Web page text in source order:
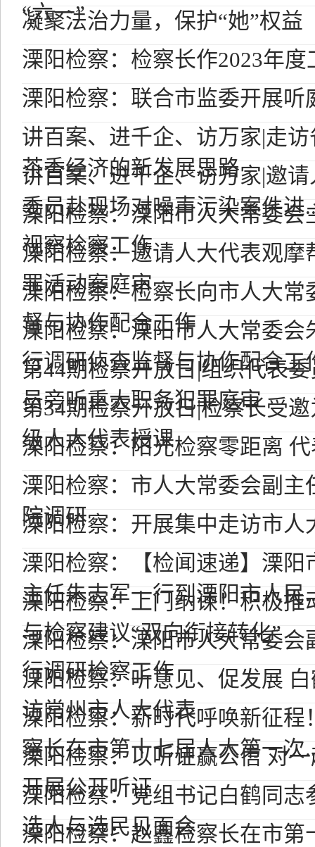
“六一”
凝聚法治力量，保护“她”权益
溧阳检察：检察长作2023年度
溧阳检察：联合市监委开展听
讲百案、进千企、访万家|走
茶香经济的新发展思路
讲百案、进千企、访万家|邀
委员赴现场对噪声污染案件进
溧阳检察：溧阳市人大常委会
视察检察工作
溧阳检察：邀请人大代表观摩
罪活动案庭审
溧阳检察：检察长向市人大常
督与协作配合工作
溧阳检察：溧阳市人大常委会
行调研侦查监督与协作配合工
第44期检察开放日|组织代表
员旁听重大职务犯罪庭审
第34期检察开放日|检察长受
级人大代表授课
溧阳检察：阳光检察零距离
溧阳检察：市人大常委会副主
院调研
溧阳检察：开展集中走访市人
溧阳检察：【检闻速递】溧阳
主任朱志军一行到溧阳市人民
溧阳检察：上门纳谏！积极推
与检察建议“双向衔接转化”
溧阳检察：溧阳市人大常委会
行调研检察工作
溧阳检察：听意见、促发展
访常州市人大代表
溧阳检察：新时代呼唤新征
察长在市第十七届人大第一次
溧阳检察：以听证赢公信 对
开展公开听证
溧阳检察：党组书记白鹤同志
选人与选民见面会
溧阳检察：赵鑫检察长在市第